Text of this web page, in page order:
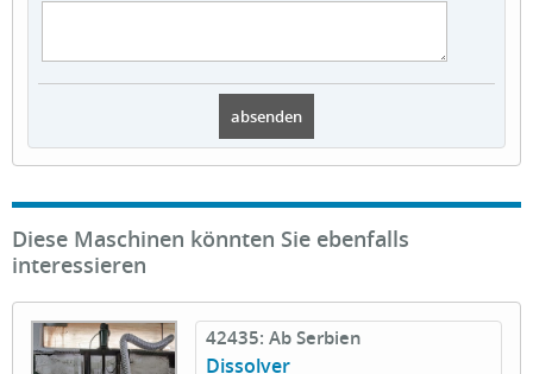
Diese Maschinen könnten Sie ebenfalls
interessieren
42435: Ab Serbien
Dissolver